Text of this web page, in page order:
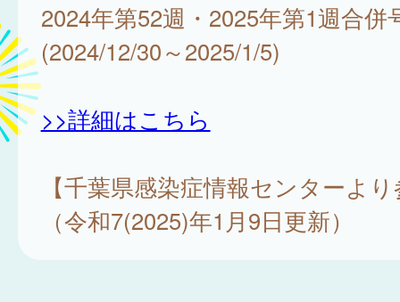
2024年第52週・2025年第1週合併
(2024/12/30～2025/1/5)
>>詳細はこちら
【千葉県感染症情報センターよ
（令和7(2025)年1月9日更新）